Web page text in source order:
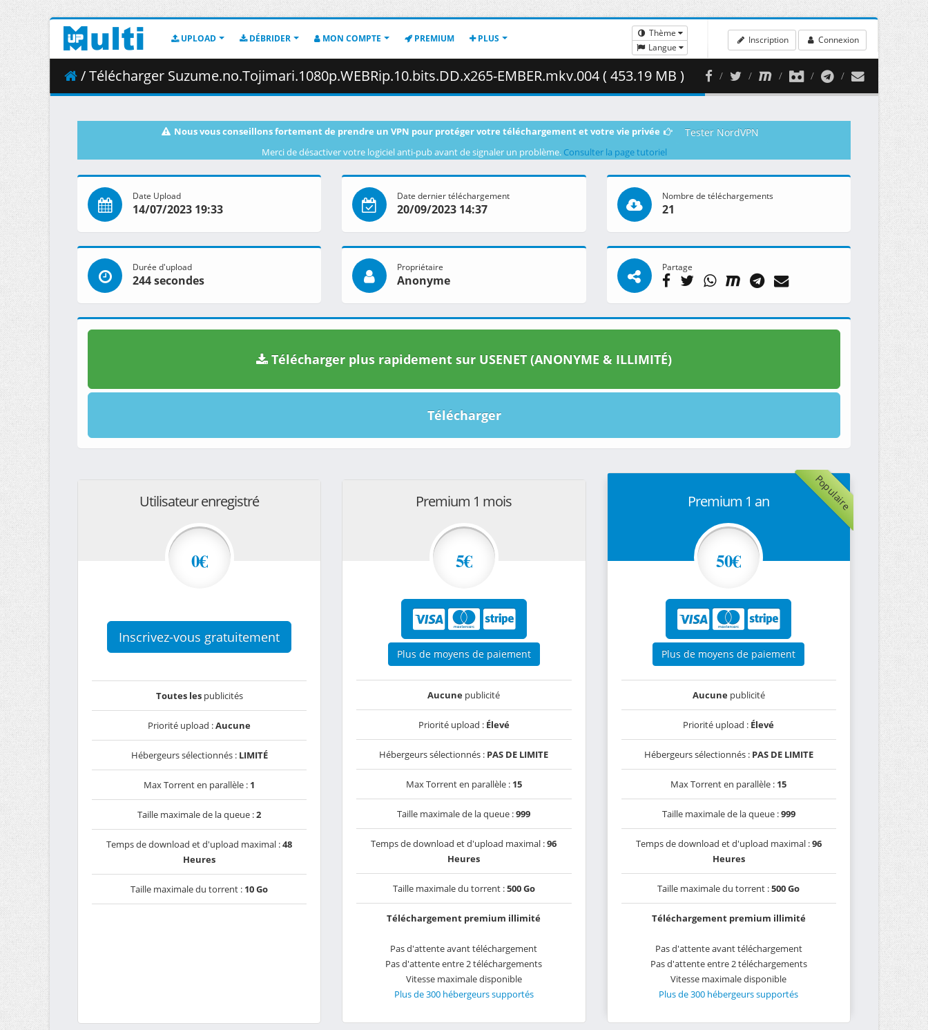
UPLOAD DÉBRIDER MON COMPTE PREMIUM PLUS
Thème
Langue
Inscription Connexion
/ Télécharger Suzume.no.Tojimari.1080p.WEBRip.10.bits.DD.x265-EMBER.mkv.004 ( 453.19 MB )
Nous vous conseillons fortement de prendre un VPN pour protéger votre téléchargement et votre vie privée Tester NordVPN
Merci de désactiver votre logiciel anti-pub avant de signaler un problème. Consulter la page tutoriel
Date Upload
14/07/2023 19:33
Date dernier téléchargement
20/09/2023 14:37
Nombre de téléchargements
21
Durée d'upload
244 secondes
Propriétaire
Anonyme
Partage
Télécharger plus rapidement sur USENET (ANONYME & ILLIMITÉ)
Télécharger
Utilisateur enregistré
0€
Inscrivez-vous gratuitement
Toutes lespublicités
Priorité upload :Aucune
Hébergeurs sélectionnés : LIMITÉ
Max Torrent en parallèle : 1
Taille maximale de la queue :2
Temps de download et d'upload maximal :48
Heures
Taille maximale du torrent : 10 Go
Premium 1 mois
5€
Plus de moyens de paiement
Aucune publicité
Priorité upload : Élevé
Hébergeurs sélectionnés : PAS DE LIMITE
Max Torrent en parallèle : 15
Taille maximale de la queue :999
Temps de download et d'upload maximal :96
Heures
Taille maximale du torrent :500 Go
Téléchargement premium illimité
Pas d'attente avant téléchargement
Pas d'attente entre 2 téléchargements
Vitesse maximale disponible
Plus de 300 hébergeurs supportés
Populaire
Premium 1 an
50€
Plus de moyens de paiement
Aucunepublicité
Priorité upload : Élevé
Hébergeurs sélectionnés : PAS DE LIMITE
Max Torrent en parallèle : 15
Taille maximale de la queue :999
Temps de download et d'upload maximal :96
Heures
Taille maximale du torrent :500 Go
Téléchargement premium illimité
Pas d'attente avant téléchargement
Pas d'attente entre 2 téléchargements
Vitesse maximale disponible
Plus de 300 hébergeurs supportés